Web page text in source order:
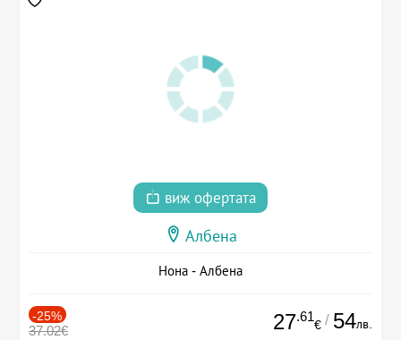
виж офертата
Албена
Нона - Албена
-25%
37.02€ 27.61
€ / 54лв.